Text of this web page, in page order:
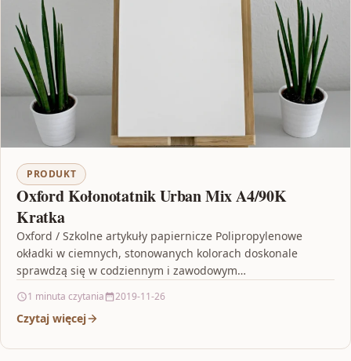
PRODUKT
Oxford Kołonotatnik Urban Mix A4/90K
Kratka
Oxford / Szkolne artykuły papiernicze Polipropylenowe
okładki w ciemnych, stonowanych kolorach doskonale
sprawdzą się w codziennym i zawodowym
i…
1 minuta czytania 2019-11-26
Czytaj więcej